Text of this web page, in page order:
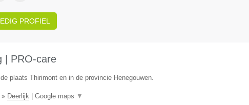
PROFIEL
| PRO-care
plaats Thirimont en in de provincie Henegouwen.
Deerlijk| Google maps ▼